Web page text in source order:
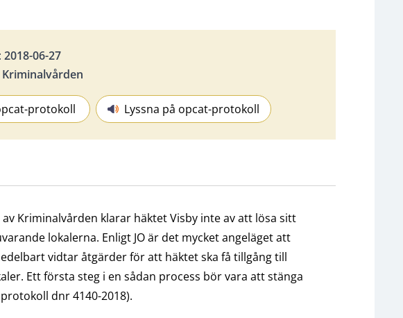
2018-06-27
Kriminalvården
protokoll Lyssna på opcat-protokoll
Kriminalvården klarar häktet Visby inte av att lösa sitt
lokalerna. Enligt JO är det mycket angeläget att
vidtar åtgärder för att häktet ska få tillgång till
Ett första steg i en sådan process bör vara att stänga
dnr 4140-2018).